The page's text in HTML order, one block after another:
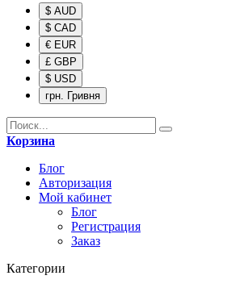
$ AUD
$ CAD
€ EUR
£ GBP
$ USD
грн. Гривня
Корзина
Блог
Авторизация
Мой кабинет
Блог
Регистрация
Заказ
Категории